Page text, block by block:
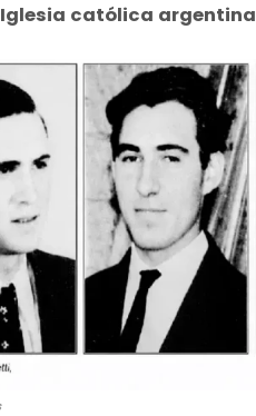
Iglesia católica argentina